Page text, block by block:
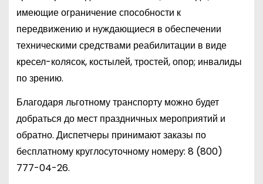
имеющие ограничение способности к
передвижению и нуждающиеся в обеспечении
техническими средствами реабилитации в виде
кресел-колясок, костылей, тростей, опор; инвалиды
по зрению.
Благодаря льготному транспорту можно будет
добраться до мест праздничных мероприятий и
обратно. Диспетчеры принимают заказы по
бесплатному круглосуточному номеру: 8 (800)
777-04-26.